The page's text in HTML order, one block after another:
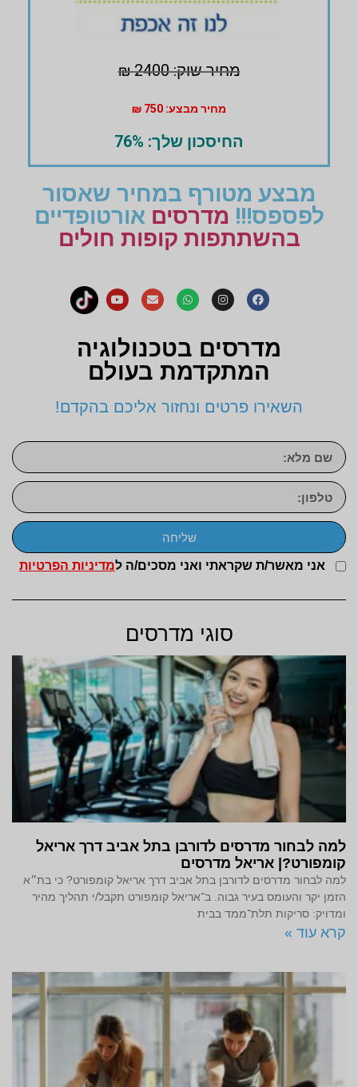
מחיר שוק: 2400 ₪
מחיר מבצע: 750 ₪
החיסכון שלך: 76%
מבצע מטורף במחיר שאסור
לפספס!!! מדרסים אורטופדיים
בהשתתפות קופות חולים
מדרסים בטכנולוגיה
המתקדמת בעולם
השאירו פרטים ונחזור אליכם בהקדם!
אני מאשר/ת שקראתי ואני מסכים/ה למדיניות הפרטיות
שליחה
סוגי מדרסים
למה לבחור מדרסים לדורבן בתל אביב דרך אריאל
קומפורט?| אריאל מדרסים
למה לבחור מדרסים לדורבן בתל אביב דרך אריאל קומפורט? כי בת״א
הזמן יקר והעומס בעיר גבוה. ב־אריאל קומפורט תקבל/י תהליך מהיר
ומדויק: סריקות תלת־ממד בבית
קרא עוד »